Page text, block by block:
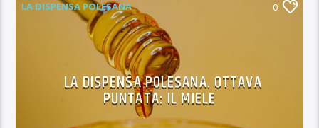
LA DISPENSA POLESANA 0
LA DISPENSA POLESANA. OTTAVA
PUNTATA: IL MIELE